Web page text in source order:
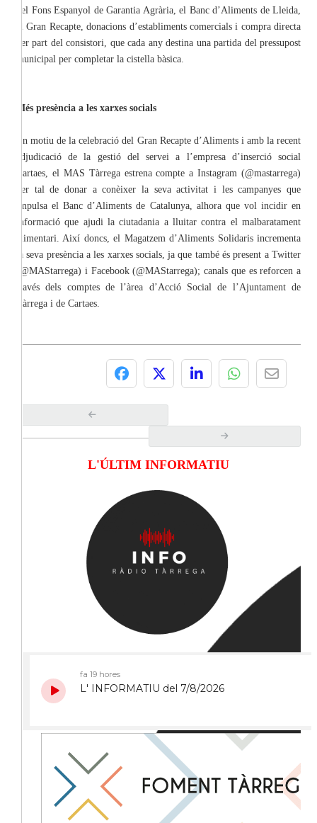
del Fons Espanyol de Garantia Agrària, el Banc d’Aliments de Lleida,
el Gran Recapte, donacions d’establiments comercials i compra directa
per part del consistori, que cada any destina una partida del pressupost
municipal per completar la cistella bàsica.
Més presència a les xarxes socials
En motiu de la celebració del Gran Recapte d’Aliments i amb la recent
adjudicació de la gestió del servei a l’empresa d’inserció social
Cartaes, el MAS Tàrrega estrena compte a Instagram (@mastarrega)
per tal de donar a conèixer la seva activitat i les campanyes que
impulsa el Banc d’Aliments de Catalunya, alhora que vol incidir en
informació que ajudi la ciutadania a lluitar contra el malbaratament
alimentari. Així doncs, el Magatzem d’Aliments Solidaris incrementa
la seva presència a les xarxes socials, ja que també és present a Twitter
(@MAStarrega) i Facebook (@MAStarrega); canals que es reforcen a
través dels comptes de l’àrea d’Acció Social de l’Ajuntament de
Tàrrega i de Cartaes.
L'ÚLTIM INFORMATIU